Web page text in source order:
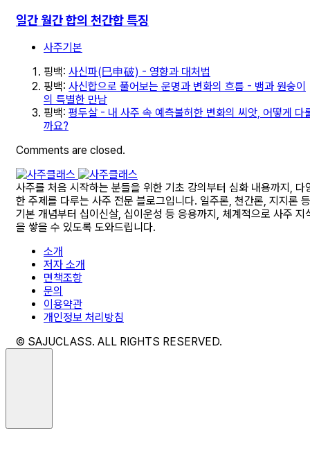
일간 월간 합의 천간합 특징
사주기본
핑백: 사신파(巳申破) - 영향과 대처법
핑백: 사신합으로 풀어보는 운명과 변화의 흐름 - 뱀과 원숭이
의 특별한 만남
핑백: 평두살 - 내 사주 속 예측불허한 변화의 씨앗, 어떻게 다
까요?
Comments are closed.
사주를 처음 시작하는 분들을 위한 기초 강의부터 심화 내용까지, 다
한 주제를 다루는 사주 전문 블로그입니다. 일주론, 천간론, 지지론 등
기본 개념부터 십이신살, 십이운성 등 응용까지, 체계적으로 사주 지
을 쌓을 수 있도록 도와드립니다.
소개
저자 소개
면책조항
문의
이용약관
개인정보 처리방침
© SAJUCLASS. ALL RIGHTS RESERVED.